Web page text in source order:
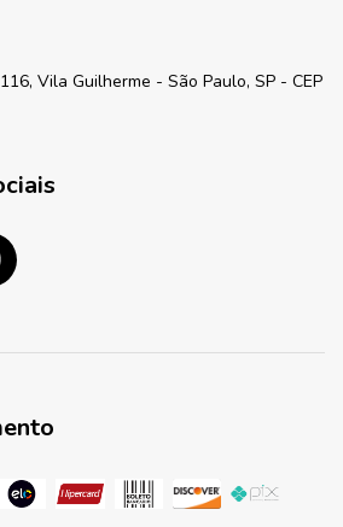
Vila Guilherme - São Paulo, SP - CEP